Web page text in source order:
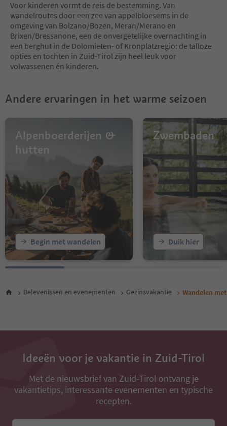
10
11
12
13
14
15
16
19
21
26
27
28
30
31
32
33
34
35
38
Voor kinderen vormt de reis de bestemming. Van
wandelroutes door een zee van appelbloesems in de
omgeving van Bolzano/Bozen, Meran/Merano en
Brixen/Bressanone, een de onvergetelijke overnachting in
een berghut in de Dolomieten- of Kronplatzregio: de talloze
opties en tochten in Zuid-Tirol zijn heel leuk voor
volwassenen én kinderen.
Andere ervaringen in het warme seizoen
Alpenboerderijen &
hutten
Begin met wandelen
Zwembaden
Duik hier
Belevenissen en evenementen Gezinsvakantie Wandelen
Ideeën voor je vakantie in Zuid-Tirol
Met de nieuwsbrief van Zuid-Tirol ontvang je
vakantietips, interessante evenementen en typische
recepten.